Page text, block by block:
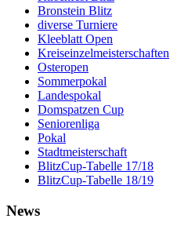
Bronstein Blitz
diverse Turniere
Kleeblatt Open
Kreiseinzelmeisterschaften
Osteropen
Sommerpokal
Landespokal
Domspatzen Cup
Seniorenliga
Pokal
Stadtmeisterschaft
BlitzCup-Tabelle 17/18
BlitzCup-Tabelle 18/19
News